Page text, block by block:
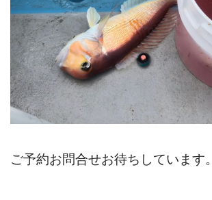
ご予約お問合せお待ちしています。